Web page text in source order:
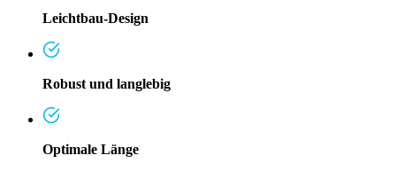
Leichtbau-Design
Robust und langlebig
Optimale Länge